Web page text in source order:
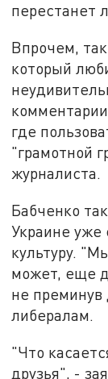
перестанет
Впрочем,
который
где
"грамотной
журналиста.
Бабченко
Украине уже
культуру.
может, еще
не преминув
либералам.
"Что
друзья", -